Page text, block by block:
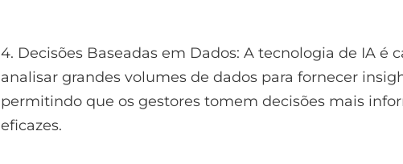
4. Decisões Baseadas em Dados: A tecnologia de IA é
analisar grandes volumes de dados para fornecer
permitindo que os gestores tomem decisões mais
eficazes.